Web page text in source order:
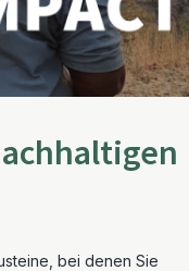
bei denen Sie